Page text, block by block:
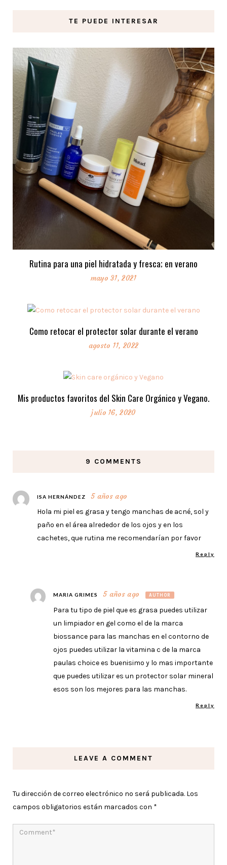
TE PUEDE INTERESAR
Rutina para una piel hidratada y fresca; en verano
mayo 31, 2021
Como retocar el protector solar durante el verano
agosto 11, 2022
Mis productos favoritos del Skin Care Orgánico y Vegano.
julio 16, 2020
9 COMMENTS
ISA HERNÁNDEZ 5 años ago
Hola mi piel es grasa y tengo manchas de acné, sol y
paño en el área alrededor de los ojos y en los
cachetes, que rutina me recomendarían por favor
Reply
MARIA GRIMES 5 años ago AUTHOR
Para tu tipo de piel que es grasa puedes utilizar
un limpiador en gel como el de la marca
biossance para las manchas en el contorno de
ojos puedes utilizar la vitamina c de la marca
paulas choice es buenisimo y lo mas importante
que puedes utilizar es un protector solar mineral
esos son los mejores para las manchas.
Reply
LEAVE A COMMENT
Tu dirección de correo electrónico no será publicada. Los
campos obligatorios están marcados con *